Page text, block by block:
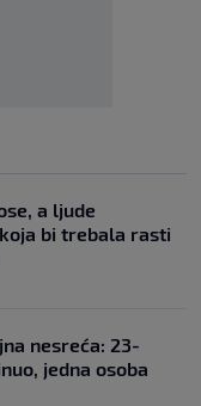
a ljude
bi trebala rasti
nesreća: 23-
jedna osoba